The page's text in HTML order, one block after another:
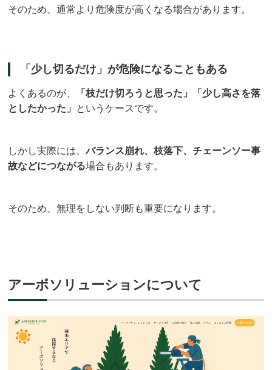
そのため、通常より危険度が高くなる場合があります。
「少し切るだけ」が危険になることもある
よくあるのが、
「枝だけ切ろうと思った」「少し高さを落
としたかった」 というケースです。
しかし実際には、バランス崩れ、枝落下、チェーンソー事
故などにつながる場合もあります。
そのため、無理をしない判断も重要になります。
アーボソリューションについて